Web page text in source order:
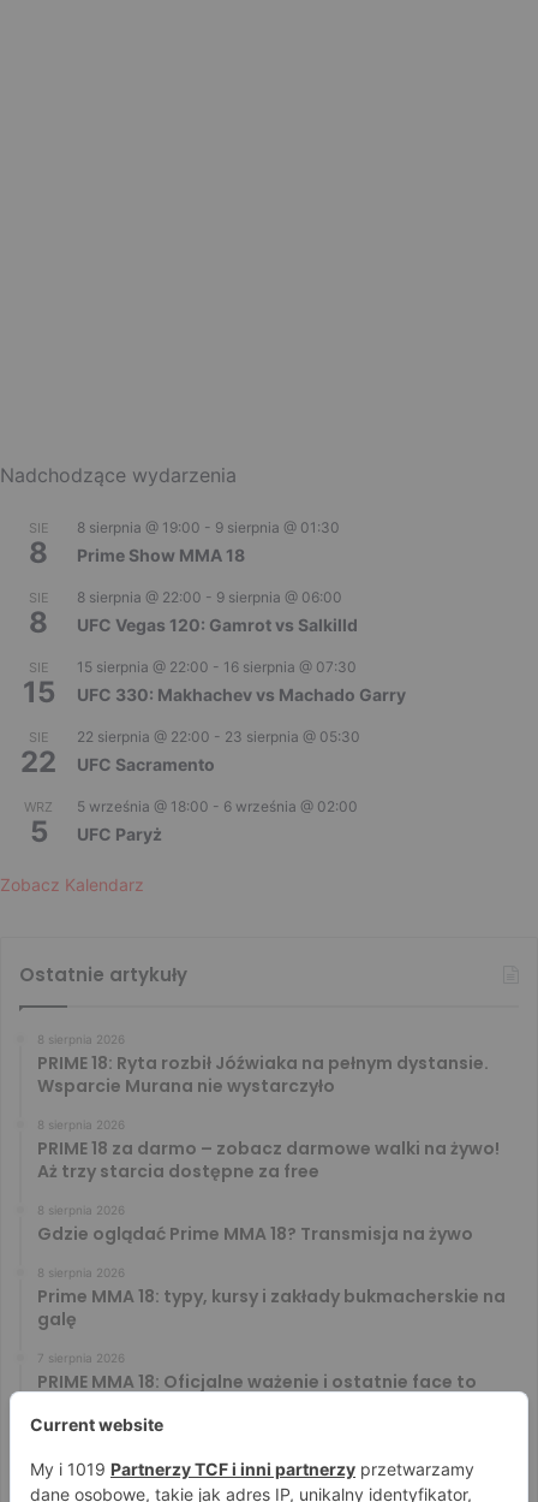
Nadchodzące wydarzenia
SIE
8
8 sierpnia @ 19:00 - 9 sierpnia @ 01:30
Prime Show MMA 18
SIE
8
8 sierpnia @ 22:00 - 9 sierpnia @ 06:00
UFC Vegas 120: Gamrot vs Salkilld
SIE
15
15 sierpnia @ 22:00 - 16 sierpnia @ 07:30
UFC 330: Makhachev vs Machado Garry
SIE
22
22 sierpnia @ 22:00 - 23 sierpnia @ 05:30
UFC Sacramento
WRZ
5
5 września @ 18:00 - 6 września @ 02:00
UFC Paryż
Zobacz Kalendarz
Ostatnie artykuły
8 sierpnia 2026
PRIME 18: Ryta rozbił Jóźwiaka na pełnym dystansie.
Wsparcie Murana nie wystarczyło
8 sierpnia 2026
PRIME 18 za darmo – zobacz darmowe walki na żywo!
Aż trzy starcia dostępne za free
8 sierpnia 2026
Gdzie oglądać Prime MMA 18? Transmisja na żywo
8 sierpnia 2026
Prime MMA 18: typy, kursy i zakłady bukmacherskie na
galę
7 sierpnia 2026
PRIME MMA 18: Oficjalne ważenie i ostatnie face to
Błachowicz nie zamierza odpuszczać. Odpowiedział
na słowa Whittakera!